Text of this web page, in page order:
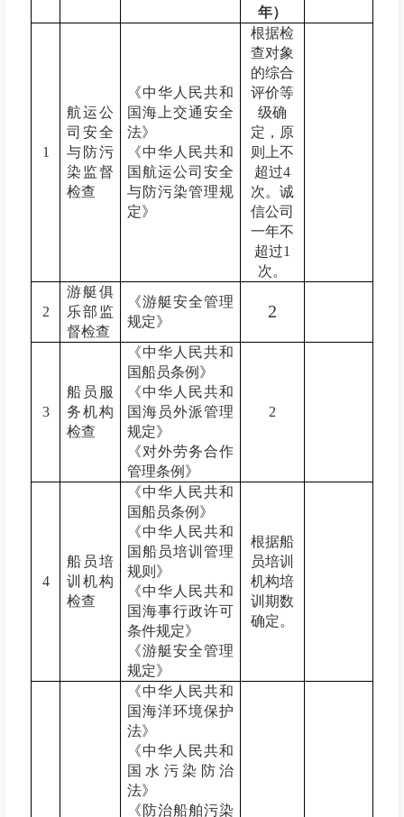
年）
1
航运公
司安全
与防污
染监督
检查
《中华人民共和
国海上交通安全
法》
《中华人民共和
国航运公司安全
与防污染管理规
定》
根据检
查对象
的综合
评价等
级确
定，原
则上不
超过4
次。诚
信公司
一年不
超过1
次。
2
游艇俱
乐部 监
督检查
《游艇安全管理
规定》
2
3
船员服
务机构
检查
《中华人民共和
国船员条例》
《中华人民共和
国海员外派管理
规定》
《对外劳务合作
管理条例》
2
4
船员培
训机构
检查
《中华人民共和
国船员条例》
《中华人民共和
国船员培训管理
规则》
《中华人民共和
国海事行政许可
条件规定》
《游艇安全管理
规定》
根据船
员培训
机构培
训期数
确定。
《中华人民共和
国海洋环境保护
法》
《中华人民共和
国水污染防治
法》
《防治船舶污染